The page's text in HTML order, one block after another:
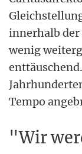
innerhalb der
wenig
Tempo
"Wir